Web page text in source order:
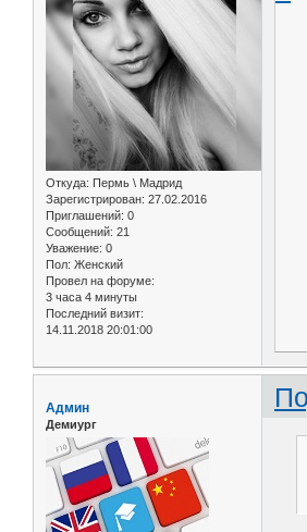
Откуда: Пермь \ Мадрид
Зарегистрирован: 27.02.2016
Приглашений: 0
Сообщений: 21
Уважение: 0
Пол: Женский
Провел на форуме:
3 часа 4 минуты
Последний визит:
14.11.2018 20:01:00
Админ
Демиург